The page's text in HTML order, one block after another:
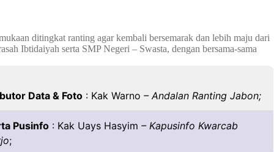
ditingkat ranting agar kembali bersemarak dan lebih maju dari
Ibtidaiyah serta SMP Negeri – Swasta, dengan bersama-sama
Data & Foto : Kak Warno – Andalan Ranting Jabon;
Pusinfo : Kak Uays Hasyim – Kapusinfo Kwarcab
;